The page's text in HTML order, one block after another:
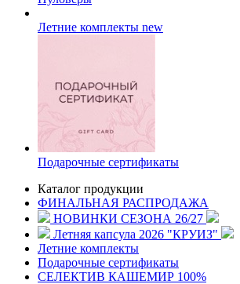
Летние комплекты new
Подарочные сертификаты
Каталог продукции
ФИНАЛЬНАЯ РАСПРОДАЖА
НОВИНКИ СЕЗОНА 26/27
Летняя капсула 2026 "КРУИЗ"
Летние комплекты
Подарочные сертификаты
СЕЛЕКТИВ КАШЕМИР 100%